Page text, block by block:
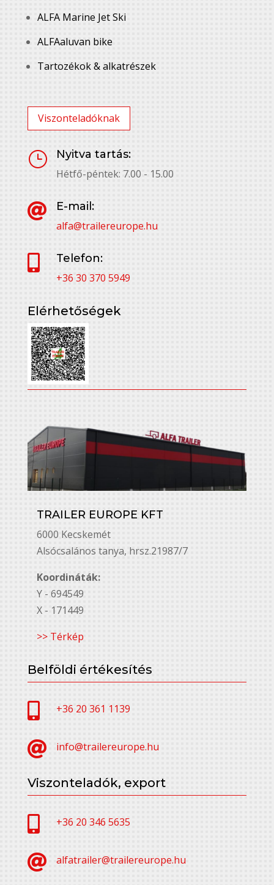
ALFA Marine Jet Ski
ALFAaluvan bike
Tartozékok & alkatrészek
Viszonteladóknak
}
Nyitva tartás:
Hétfő-péntek: 7.00 - 15.00

E-mail:
alfa@trailereurope.hu

Telefon:
+36 30 370 5949
Elérhetőségek
TRAILER EUROPE KFT
6000 Kecskemét
Alsó￳csalános tanya, hrsz.21987/7
Koordináták:
Y - 694549
X - 171449
>> Térkép
Belföldi értékesítés
 +36 20 361 1139
 info@trailereurope.hu
Viszonteladók, export
 +36 20 346 5635
 alfatrailer@trailereurope.hu